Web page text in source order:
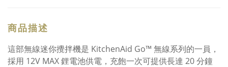
商品描述
這部無線迷你攪拌機是 KitchenAid Go™ 無線系列的一員，
採用 12V MAX 鋰電池供電，充飽一次可提供長達 20 分鐘